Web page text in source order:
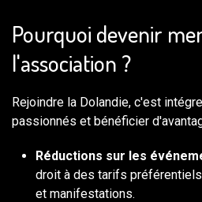
Pourquoi devenir
l'association ?
Rejoindre la Dolandie, c'est
passionnés et bénéficier
Réductions sur les
droit à des tarifs
et manifestations.